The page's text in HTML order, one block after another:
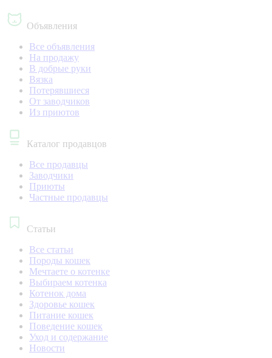
Объявления
Все объявления
На продажу
В добрые руки
Вязка
Потерявшиеся
От заводчиков
Из приютов
Каталог продавцов
Все продавцы
Заводчики
Приюты
Частные продавцы
Статьи
Все статьи
Породы кошек
Мечтаете о котенке
Выбираем котенка
Котенок дома
Здоровье кошек
Питание кошек
Поведение кошек
Уход и содержание
Новости